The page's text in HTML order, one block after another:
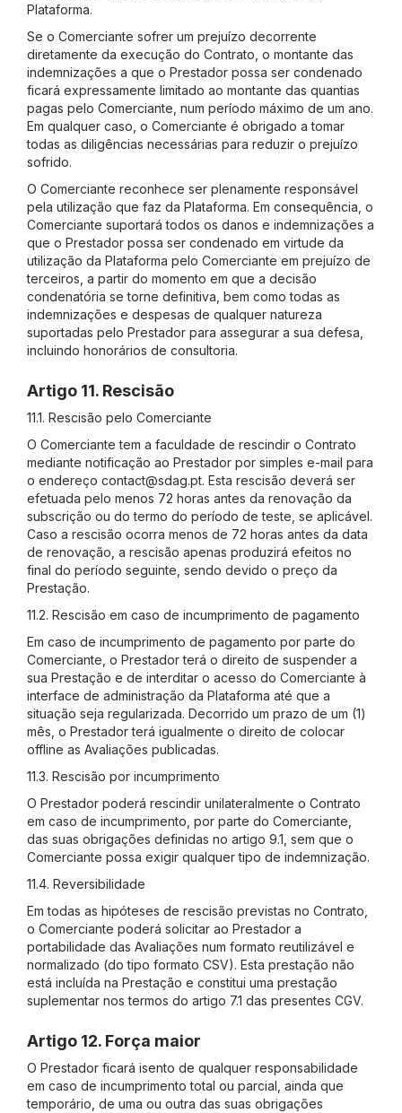
Plataforma.
Se o Comerciante sofrer um prejuízo decorrente
diretamente da execução do Contrato, o montante das
indemnizações a que o Prestador possa ser condenado
ficará expressamente limitado ao montante das quantias
pagas pelo Comerciante, num período máximo de um ano.
Em qualquer caso, o Comerciante é obrigado a tomar
todas as diligências necessárias para reduzir o prejuízo
sofrido.
O Comerciante reconhece ser plenamente responsável
pela utilização que faz da Plataforma. Em consequência, o
Comerciante suportará todos os danos e indemnizações a
que o Prestador possa ser condenado em virtude da
utilização da Plataforma pelo Comerciante em prejuízo de
terceiros, a partir do momento em que a decisão
condenatória se torne definitiva, bem como todas as
indemnizações e despesas de qualquer natureza
suportadas pelo Prestador para assegurar a sua defesa,
incluindo honorários de consultoria.
Artigo 11. Rescisão
11.1. Rescisão pelo Comerciante
O Comerciante tem a faculdade de rescindir o Contrato
mediante notificação ao Prestador por simples e-mail para
o endereço contact@sdag.pt. Esta rescisão deverá ser
efetuada pelo menos 72 horas antes da renovação da
subscrição ou do termo do período de teste, se aplicável.
Caso a rescisão ocorra menos de 72 horas antes da data
de renovação, a rescisão apenas produzirá efeitos no
final do período seguinte, sendo devido o preço da
Prestação.
11.2. Rescisão em caso de incumprimento de pagamento
Em caso de incumprimento de pagamento por parte do
Comerciante, o Prestador terá o direito de suspender a
sua Prestação e de interditar o acesso do Comerciante à
interface de administração da Plataforma até que a
situação seja regularizada. Decorrido um prazo de um (1)
mês, o Prestador terá igualmente o direito de colocar
offline as Avaliações publicadas.
11.3. Rescisão por incumprimento
O Prestador poderá rescindir unilateralmente o Contrato
em caso de incumprimento, por parte do Comerciante,
das suas obrigações definidas no artigo 9.1, sem que o
Comerciante possa exigir qualquer tipo de indemnização.
11.4. Reversibilidade
Em todas as hipóteses de rescisão previstas no Contrato,
o Comerciante poderá solicitar ao Prestador a
portabilidade das Avaliações num formato reutilizável e
normalizado (do tipo formato CSV). Esta prestação não
está incluída na Prestação e constitui uma prestação
suplementar nos termos do artigo 7.1 das presentes CGV.
Artigo 12. Força maior
O Prestador ficará isento de qualquer responsabilidade
em caso de incumprimento total ou parcial, ainda que
temporário, de uma ou outra das suas obrigações